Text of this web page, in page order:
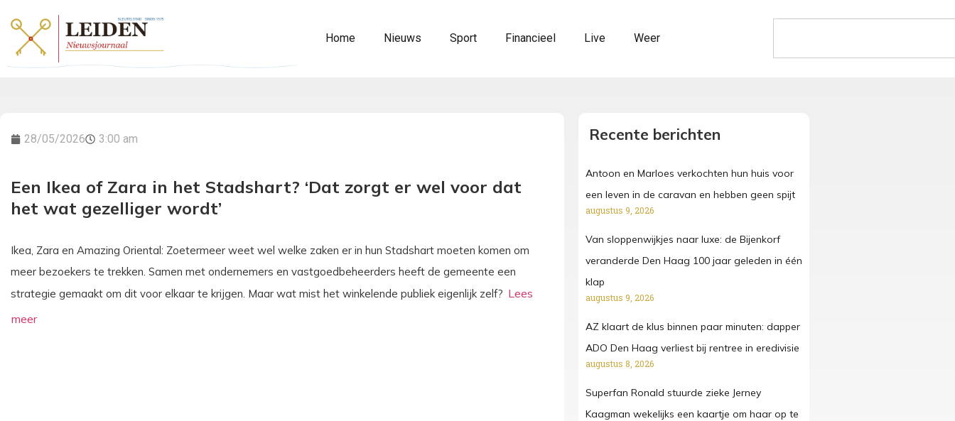
Home Nieuws Sport Financieel Live Weer
28/05/2026 3:00 am
Een Ikea of Zara in het Stadshart? ‘Dat zorgt er wel voor dat
het wat gezelliger wordt’
Ikea, Zara en Amazing Oriental: Zoetermeer weet wel welke zaken er in hun Stadshart moeten komen om
meer bezoekers te trekken. Samen met ondernemers en vastgoedbeheerders heeft de gemeente een
strategie gemaakt om dit voor elkaar te krijgen. Maar wat mist het winkelende publiek eigenlijk zelf?
Recente berichten
Antoon en Marloes verkochten hun huis voor
een leven in de caravan en hebben geen spijt
augustus 9, 2026
Van sloppenwijkjes naar luxe: de Bijenkorf
veranderde Den Haag 100 jaar geleden in één
klap
augustus 9, 2026
AZ klaart de klus binnen paar minuten: dapper
ADO Den Haag verliest bij rentree in eredivisie
augustus 8, 2026
Superfan Ronald stuurde zieke Jerney
Kaagman wekelijks een kaartje om haar op te